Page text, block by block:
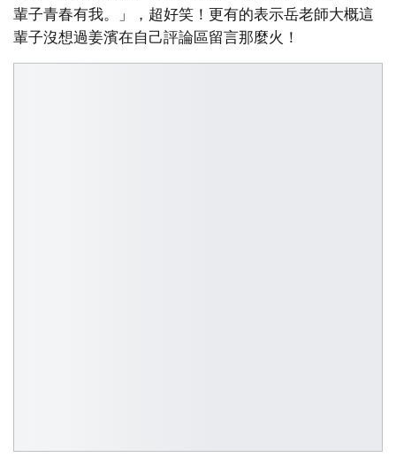
輩子青春有我。」，超好笑！更有的表示岳老師大概這
輩子沒想過姜濱在自己評論區留言那麼火！